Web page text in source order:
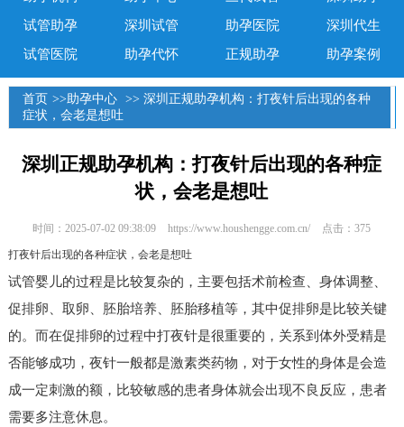
试管助孕
深圳试管 助孕医院
深圳代生
试管医院
助孕代怀 正规助孕 助孕案例
首页 >> 助孕中心
>> 深圳正规助孕机构：打夜针后出现的各种
症状，会老是想吐
深圳正规助孕机构：打夜针后出现的各种症
状，会老是想吐
时间：2025-07-02 09:38:09 https://www.houshengge.com.cn/ 点击：375
打夜针后出现的各种症状，会老是想吐
试管婴儿的过程是比较复杂的，主要包括术前检查、身体调整、
促排卵、取卵、胚胎培养、胚胎移植等，其中促排卵是比较关键
的。而在促排卵的过程中打夜针是很重要的，关系到体外受精是
否能够成功，夜针一般都是激素类药物，对于女性的身体是会造
成一定刺激的额，比较敏感的患者身体就会出现不良反应，患者
需要多注意休息。